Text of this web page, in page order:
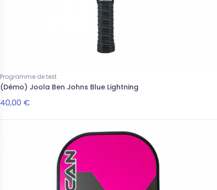
Raquettes
Programme de test
(Démo) Joola Ben Johns Blue Lightning
40,00 €